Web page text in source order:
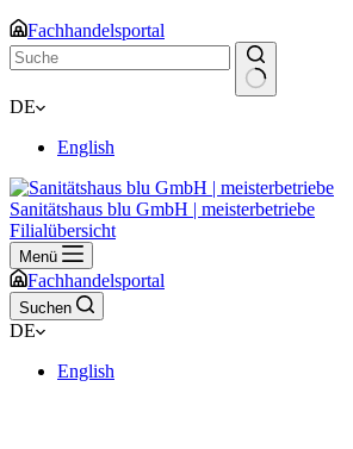
Fachhandelsportal
Keine
DE
English
Sanitätshaus blu GmbH | meisterbetriebe
Filialübersicht
Menü
Fachhandelsportal
Suchen
DE
English